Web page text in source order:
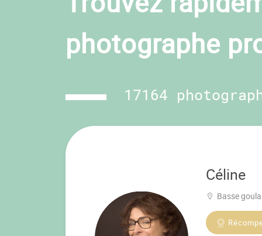
photographe
17164
Céline
Basse